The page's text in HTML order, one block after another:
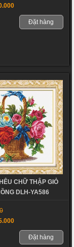
Đặt hàng
CHỮ THẬP GIỎ
DLH-YA586
Đặt hàng